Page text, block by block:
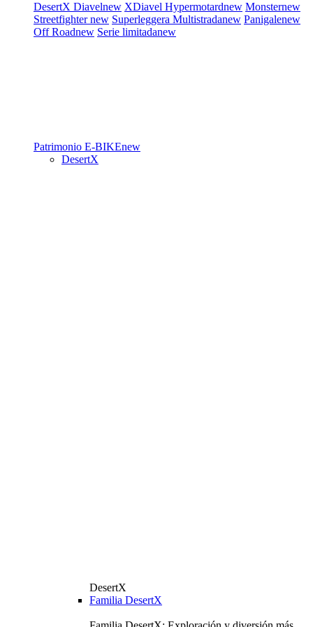
DesertX Diavelnew XDiavel Hypermotardnew Monsternew
Streetfighternew Superleggera Multistradanew Panigalenew
Off Roadnew Serie limitadanew
Patrimonio E-BIKEnew
DesertX
DesertX
Familia DesertX